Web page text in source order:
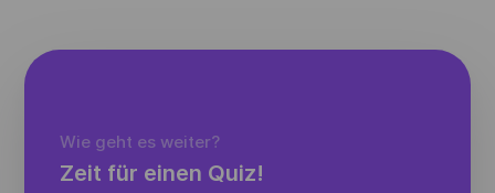
Wie geht es weiter?
Zeit für einen Quiz!